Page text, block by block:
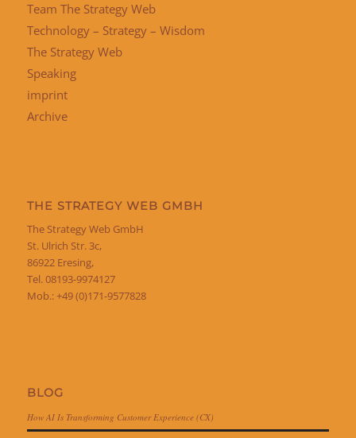
Team The Strategy Web
Technology – Strategy – Wisdom
The Strategy Web
Speaking
imprint
Archive
THE STRATEGY WEB GMBH
The Strategy Web GmbH
St. Ulrich Str. 3c,
86922 Eresing,
Tel. 08193-9974127
Mob.: +49 (0)171-9577828
BLOG
How AI Is Transforming Customer Experience (CX)